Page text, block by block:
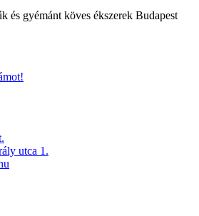
és gyémánt köves ékszerek Budapest
utca 1.